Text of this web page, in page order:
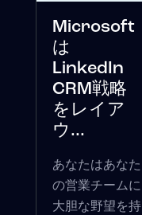
Microsoft
は
LinkedIn
CRM戦略
をレイア
ウ...
あなたはあなた
の営業チームに
大胆な野望を持